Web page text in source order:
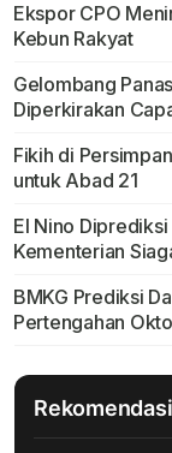
Ekspor CPO
Kebun Rakyat
Gelombang
Diperkirakan
Fikih di
untuk Abad 21
El Nino
Kementerian
BMKG Prediksi
Pertengahan
Rekomendasi